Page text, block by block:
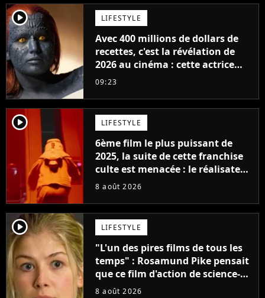
player2 LIFESTYLE
Avec 400 millions de dollars de
recettes, c'est la révélation de
2026 au cinéma : cette actrice
adorée prête à remplacer
09:23
player2 LIFESTYLE
6ème film le plus puissant de
2025, la suite de cette franchise
culte est menacée : le réalisateur
claque la porte pour "différends
8 août 2026
player2 LIFESTYLE
"L'un des pires films de tous les
temps" : Rosamund Pike pensait
que ce film d'action de science-
fiction avec Dwayne Johnson
8 août 2026